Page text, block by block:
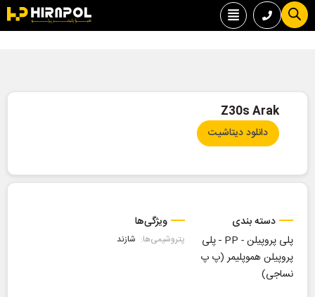
Z30s Arak
دانلود دیتاشیت
دسته بندی
پلی پروپیلن - PP
-پلی
پروپیلن هموپلیمر (پ پ
نساجی)
ویژگی‌ها
پتروشیمی‌ها: شازند